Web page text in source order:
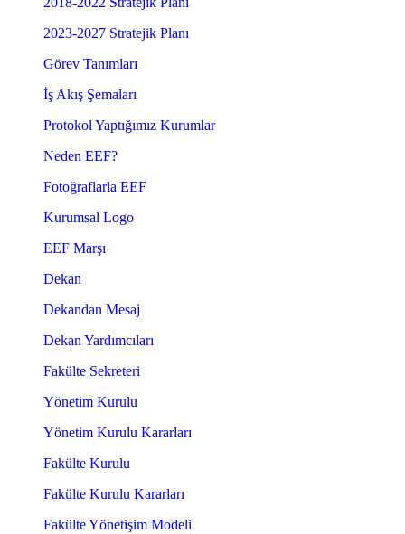
2023-2027 Stratejik Planı
Görev Tanımları
İş Akış Şemaları
Protokol Yaptığımız Kurumlar
Neden EEF?
Fotoğraflarla EEF
Kurumsal Logo
EEF Marşı
Dekan
Dekandan Mesaj
Dekan Yardımcıları
Fakülte Sekreteri
Yönetim Kurulu
Yönetim Kurulu Kararları
Fakülte Kurulu
Fakülte Kurulu Kararları
Fakülte Yönetişim Modeli